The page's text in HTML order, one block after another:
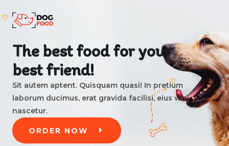
The best food for your
best friend!
Sit autem aptent. Quisquam quasi! In pretium
laborum ducimus, erat gravida facilisi, eius wisi
nascetur.
ORDER NOW